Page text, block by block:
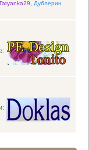
, Дублерин